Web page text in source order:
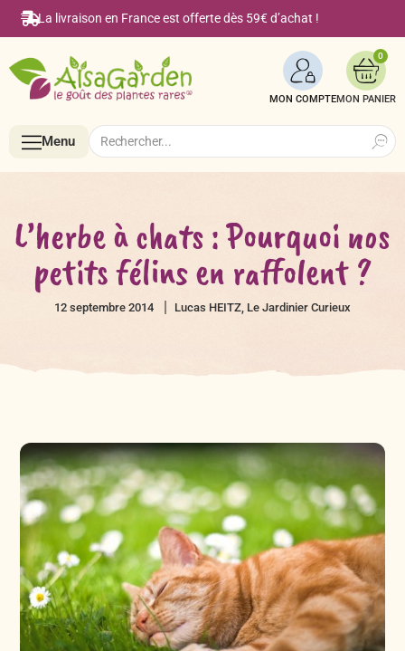
La livraison en France est offerte dès 59€ d’achat !
MON COMPTE
0
Menu
Accueil
Légumes & Potagères
Aromatiques & Comestibles
Fleurs, Prairies, Engrais verts
Accesoires de Jardinage
Jardinage au naturel
Découvertes végétales
Plantes & Gastronomie
Bricolage & Inspirations
Notre philosophie
Ateliers & Evènements
Visitez notre magasin
Search
for:
L’herbe à chats : Pourquoi nos
petits félins en raffolent ?
12 septembre 2014 Lucas HEITZ, Le Jardinier Curieux